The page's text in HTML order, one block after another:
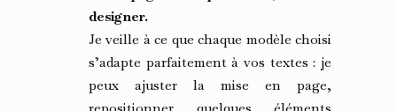
designer.
Je veille à ce que chaque modèle choisi
s’adapte parfaitement à vos textes : je
peux ajuster la mise en page,